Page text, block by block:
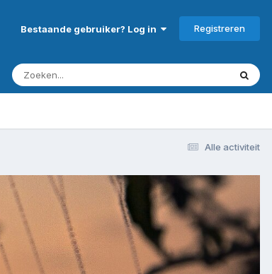
Bestaande gebruiker? Log in Registreren
Alle activiteit